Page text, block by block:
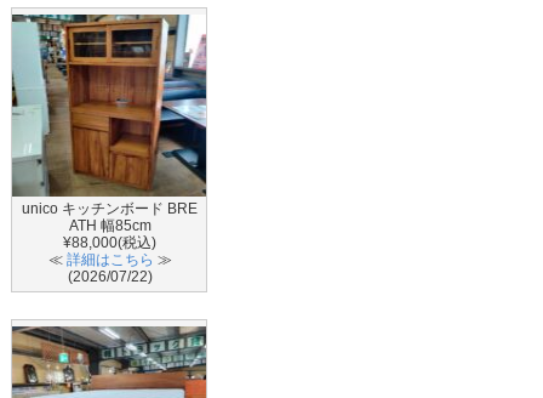
unico キッチンボード BRE
ATH 幅85cm
¥88,000(税込)
≪ 詳細はこちら ≫
(2026/07/22)